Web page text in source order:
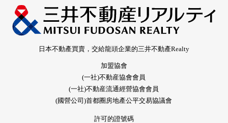
日本不動產買賣，交給龍頭企業的三井不動產Realty
加盟協會
(一社)不動産協會會員
(一社)不動産流通經營協會會員
(國營公司)首都圈房地產公平交易協議會
許可的證號碼